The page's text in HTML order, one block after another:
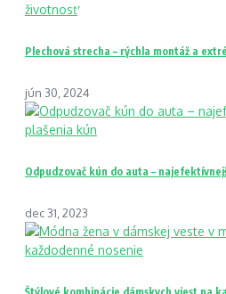
Plechová strecha – rýchla montáž a
jún 30, 2024
Odpudzovač kún do auta –
dec 31, 2023